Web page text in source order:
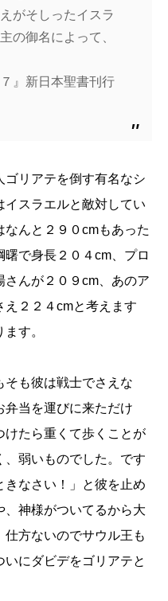
がそしったイスラ
の御名によって、
』新日本聖書刊行
リアテを倒す有名なシ
イスラエルと敵対してい
なんと２９０cmもあった
曙で身長２０４cm 、プロ
さんが２０９ cm 、あのア
え２２４cmと考えます
す。
そも彼は戦士でさえな
弁当を運びに来ただけ
けたら重くて歩くことが
、弱いものでした。です
なさい！」と彼を止め
、神様がついてるから大
方ないのでサウル王も
いにダビデをゴリアテと